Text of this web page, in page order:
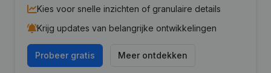
Kies voor snelle inzichten of granulaire details
Krijg updates van belangrijke ontwikkelingen
Probeer gratis Meer ontdekken